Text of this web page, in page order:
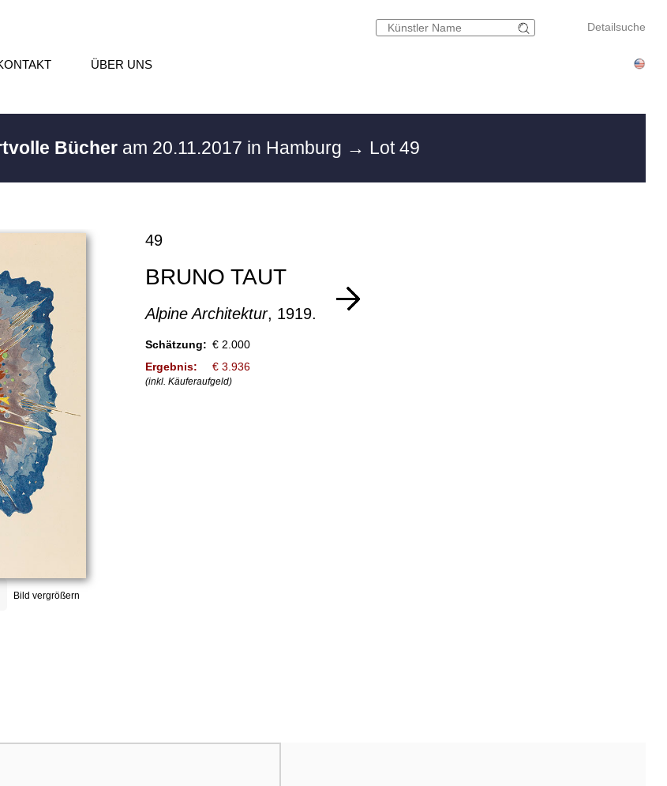
Detailsuche
ÜBER UNS
Bücher am 20.11.2017 in Hamburg → Lot 49
Bild vergrößern
49
BRUNO TAUT
Alpine Architektur, 1919.
Schätzung: € 2.000
Ergebnis:
€ 3.936
(inkl. Käuferaufgeld)